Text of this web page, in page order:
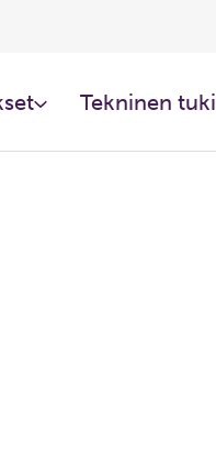
Tekninen tuki